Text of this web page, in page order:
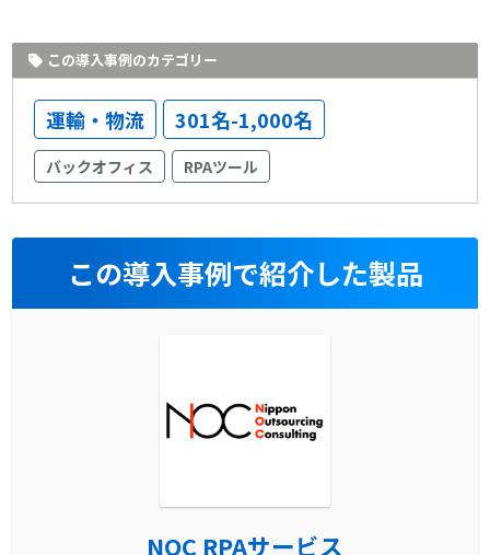
この導入事例のカテゴリー
運輸・物流 301名-1,000名
バックオフィス RPAツール
この導入事例で紹介した製品
NOC RPAサービス